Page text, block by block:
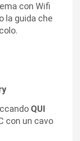
con Wifi
la guida che
QUI
con un cavo